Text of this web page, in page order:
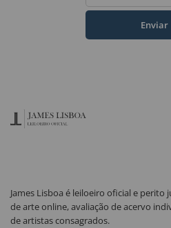
Enviar
James Lisboa é leiloeiro oficial e perito
de arte online, avaliação de acervo
de artistas consagrados.